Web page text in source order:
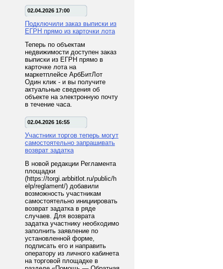
02.04.2026 17:00
Подключили заказ выписки из
ЕГРН прямо из карточки лота
Теперь по объектам
недвижимости доступен заказ
выписки из ЕГРН прямо в
карточке лота на
маркетплейсе АрбБитЛот
Один клик - и вы получите
актуальные сведения об
объекте на электронную почту
в течение часа.
02.04.2026 16:55
Участники торгов теперь могут
самостоятельно запрашивать
возврат задатка
В новой редакции Регламента
площадки
(https://torgi.arbbitlot.ru/public/h
elp/reglament/) добавили
возможность участникам
самостоятельно инициировать
возврат задатка в ряде
случаев. Для возврата
задатка участнику необходимо
заполнить заявление по
установленной форме,
подписать его и направить
оператору из личного кабинета
на торговой площадке в